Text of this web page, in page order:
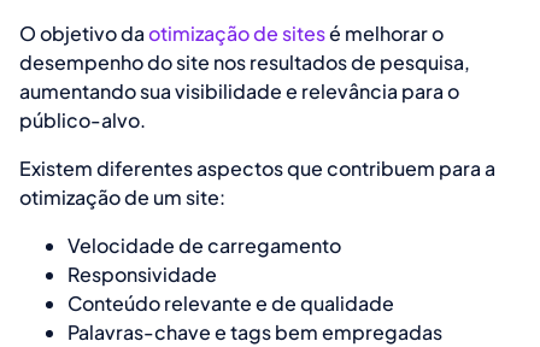
O objetivo daotimização de sitesé melhorar o
desempenho do site nos resultados de pesquisa,
aumentando sua visibilidade e relevância para o
público-alvo.
Existem diferentes aspectos que contribuem para a
otimização de um site:
Velocidade de carregamento
Responsividade
Conteúdo relevante e de qualidade
Palavras-chave e tags bem empregadas